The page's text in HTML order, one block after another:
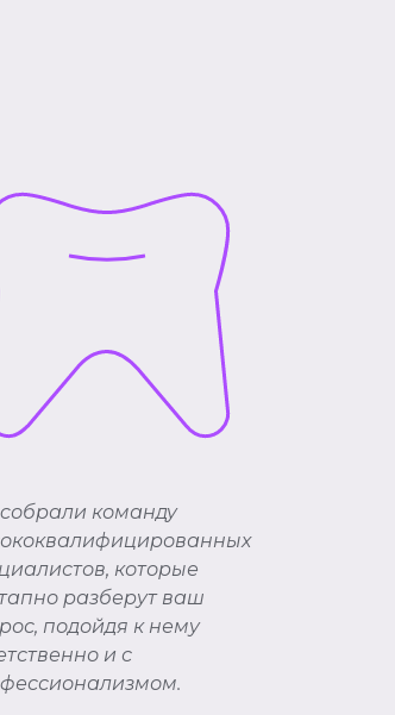
команду
которые
разберут ваш
подойдя к нему
и с